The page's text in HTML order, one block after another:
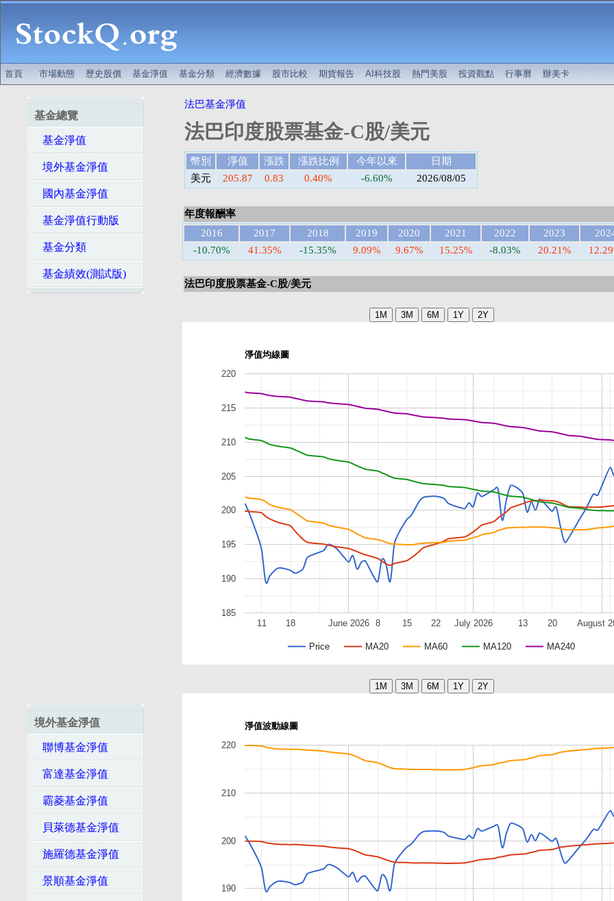
首頁 市場動態 歷史股價 基金淨值 基金分類 經濟數據 股市比較 期貨報告 AI科技股 熱門美股 投資觀點 行事曆 辦美卡
基金總覽
基金淨值
境外基金淨值
國內基金淨值
基金淨值行動版
基金分類
基金績效(測試版)
境外基金淨值
聯博基金淨值
富達基金淨值
霸菱基金淨值
貝萊德基金淨值
施羅德基金淨值
景順基金淨值
法巴基金淨值
法巴印度股票基金-C股/美元
幣別 淨值 漲跌 漲跌比例 今年以來
日期
美元
205.87 0.83 0.40% -6.60% 2026/08/05
年度報酬率
2016
2017 2018 2019 2020 2021 2022 2023
-10.70%
41.35% -15.35% 9.09% 9.67% 15.25% -8.03% 20.21%
法巴印度股票基金-C股/美元
淨值均線圖
Price MA20 MA60 MA120 MA240
June 2026 July 2026 August
11 18 8 15 22 13 20
185
190
195
200
205
210
215
220
淨值波動線圖
190
200
210
220